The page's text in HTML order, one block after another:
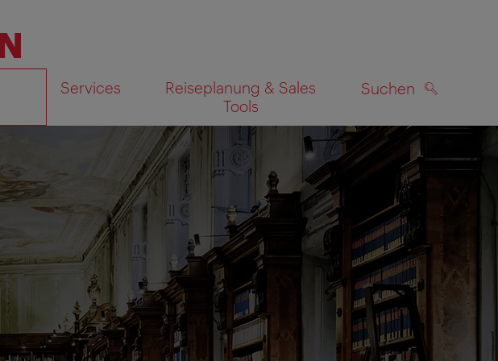
Services
Reiseplanung & Sales
Tools
Suchen
auf Karte anzeigen SUCHEN